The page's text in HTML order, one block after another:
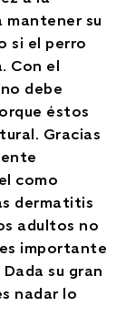
mantener su
si el perro
Con el
debe
éstos
Gracias
como
dermatitis
adultos no
importante
su gran
nadar lo